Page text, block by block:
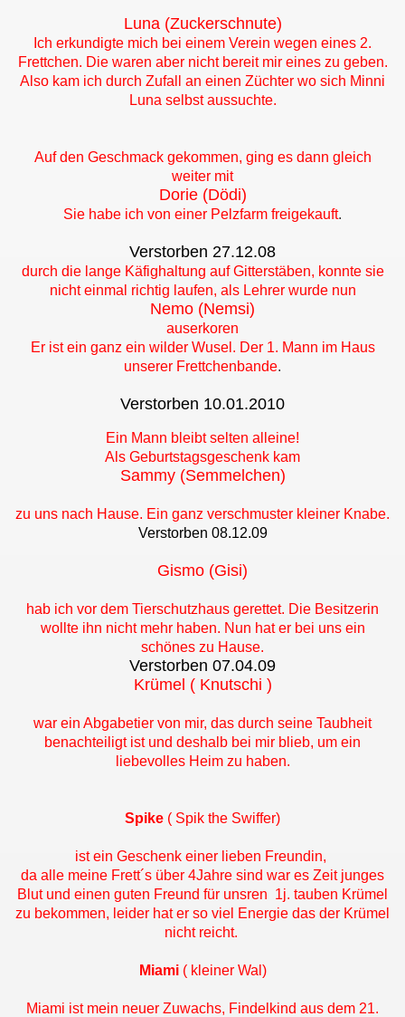
Luna (Zuckerschnute)
Ich erkundigte mich bei einem Verein wegen eines 2.
Frettchen. Die waren aber nicht bereit mir eines zu geben.
Also kam ich durch Zufall an einen Züchter wo sich Minni
Luna selbst aussuchte.
Auf den Geschmack gekommen, ging es dann gleich
weiter mit
Dorie (Dödi)
Sie habe ich von einer Pelzfarm freigekauft.
Verstorben 27.12.08
durch die lange Käfighaltung auf Gitterstäben, konnte sie
nicht einmal richtig laufen, als Lehrer wurde nun
Nemo (Nemsi)
auserkoren
Er ist ein ganz ein wilder Wusel. Der 1. Mann im Haus
unserer Frettchenbande.
Verstorben 10.01.2010
Ein Mann bleibt selten alleine!
Als Geburtstagsgeschenk kam
Sammy (Semmelchen)
zu uns nach Hause. Ein ganz verschmuster kleiner Knabe.
Verstorben 08.12.09
Gismo (Gisi)
hab ich vor dem Tierschutzhaus gerettet. Die Besitzerin
wollte ihn nicht mehr haben. Nun hat er bei uns ein
schönes zu Hause.
Verstorben 07.04.09
Krümel ( Knutschi )
war ein Abgabetier von mir, das durch seine Taubheit
benachteiligt ist und deshalb bei mir blieb, um ein
liebevolles Heim zu haben.
Spike ( Spik the Swiffer)
ist ein Geschenk einer lieben Freundin,
da alle meine Frett´s über 4Jahre sind war es Zeit junges
Blut und einen guten Freund für unsren 1j. tauben Krümel
zu bekommen, leider hat er so viel Energie das der Krümel
nicht reicht.
Miami( kleiner Wal)
Miami ist mein neuer Zuwachs, Findelkind aus dem 21.